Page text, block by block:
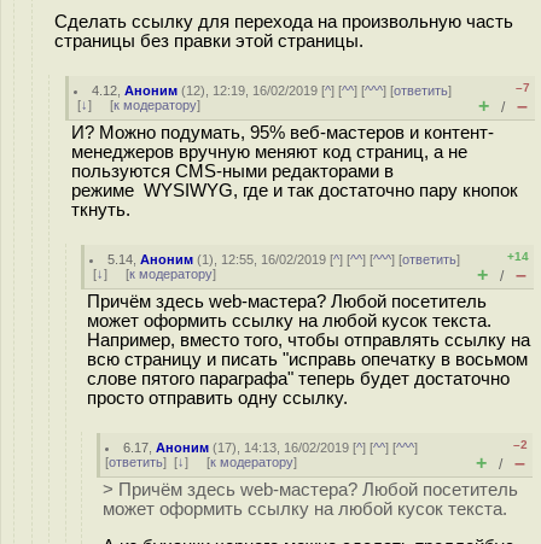
Сделать ссылку для перехода на произвольную часть
страницы без правки этой страницы.
4.12 ,Аноним (12), 12:19, 16/02/2019 [^] [^^] [^^^] [ответить]
[↓] [к модератору]
–7
+ / –
И? Можно подумать, 95% веб-мастеров и контент-
менеджеров вручную меняют код страниц, а не
пользуются CMS-ными редакторами в
режиме WYSIWYG, где и так достаточно пару кнопок
ткнуть.
5.14 ,Аноним (1), 12:55, 16/02/2019 [^] [^^] [^^^] [ответить]
[↓] [к модератору]
+14
+ / –
Причём здесь web-мастера? Любой посетитель
может оформить ссылку на любой кусок текста.
Например, вместо того, чтобы отправлять ссылку на
всю страницу и писать "исправь опечатку в восьмом
слове пятого параграфа" теперь будет достаточно
просто отправить одну ссылку.
6.17 ,Аноним (17), 14:13, 16/02/2019 [^] [^^] [^^^]
[ответить] [↓] [к модератору]
–2
+ / –
> Причём здесь web-мастера? Любой посетитель
может оформить ссылку на любой кусок текста.